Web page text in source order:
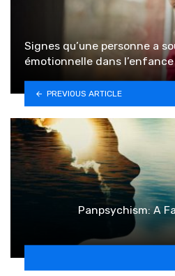
Signes qu’une personne a
émotionnelle dans l’enfance
PREVIOUS ARTICLE
Panpsychism: A